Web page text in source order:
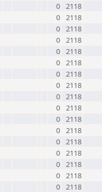
0 2118
0 2118
0 2118
0 2118
0 2118
0 2118
0 2118
0 2118
0 2118
0 2118
0 2118
0 2118
0 2118
0 2118
0 2118
0 2118
0 2118